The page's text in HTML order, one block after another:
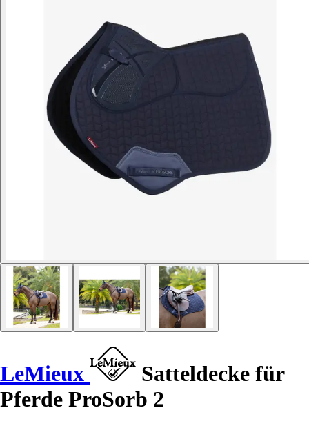
LeMieux
Satteldecke für
Pferde ProSorb 2